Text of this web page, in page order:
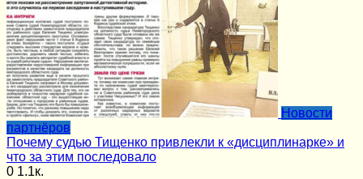
Новости
партнёров
Почему судью Тищенко привлекли к «дисциплинарке» и
что за этим последовало
0 1.1к.